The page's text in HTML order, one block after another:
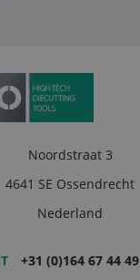
Noordstraat 3
4641 SE Ossendrecht
Nederland
T
+31 (0)164 67 44 49